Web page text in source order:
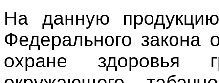
На данную
Федерального
охране здоровья